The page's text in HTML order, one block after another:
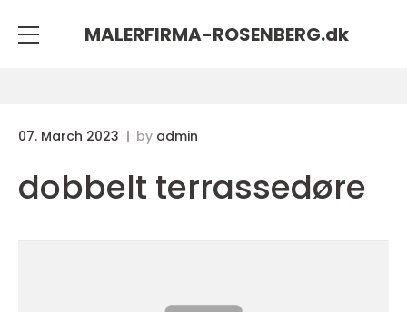
MALERFIRMA-ROSENBERG.dk
07. March 2023 by admin
dobbelt terrassedøre